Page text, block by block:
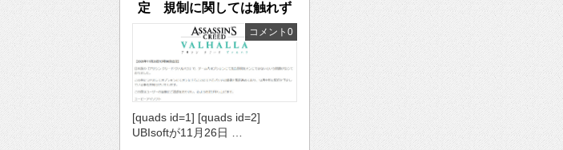
定 規制に関しては触れず
コメント0
[quads id=1] [quads id=2]
UBIsoftが11月26日 …